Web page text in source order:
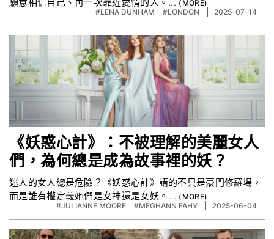
#LENA DUNHAM #LONDON 2025-07-14
《妖惑心計》：不被理解的美麗女人
們，為何總是成為故事裡的妖？
迷人的女人總是危險？《妖惑心計》講的不只是豪門修羅場，
而是誰有權定義她們是女神還是女妖。...
#JULIANNE MOORE #MEGHANN FAHY 2025-06-04